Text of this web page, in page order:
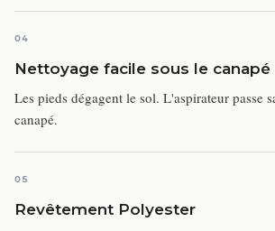
04
Nettoyage facile sous le canapé
Les pieds dégagent le sol. L'aspirateur passe
canapé.
05
Revêtement Polyester